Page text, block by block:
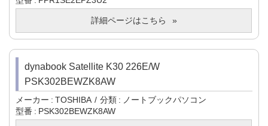
詳細ページはこちら
dynabook Satellite K30 226E/W
PSK302BEWZK8AW
メーカー TOSHIBA 分類
ノートブックパソコン
型番
PSK302BEWZK8AW